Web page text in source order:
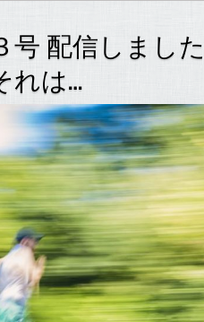
号 配信しまし
れは…